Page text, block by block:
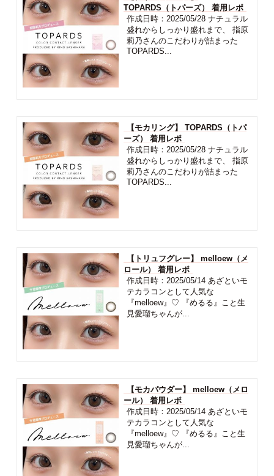
TOPARDS（トパーズ） 着用レポ
作成日時：2025/05/28 ナチュラル
盛れからしっかり盛れまで、 指原
莉乃さんのこだわりが詰まった
TOPARDS...
【モカリング】 TOPARDS（トパ
ーズ） 着用レポ
作成日時：2025/05/28 ナチュラル
盛れからしっかり盛れまで、 指原
莉乃さんのこだわりが詰まった
TOPARDS...
【トリュフグレー】 melloew（メ
ロール） 着用レポ
作成日時：2025/05/14 あざといモ
テカラコンとして人気な
『melloew』♡ 『めるる』こと生
見愛瑠ちゃんが...
【モカパウダー】 melloew（メロ
ール） 着用レポ
作成日時：2025/05/14 あざといモ
テカラコンとして人気な
『melloew』♡ 『めるる』こと生
見愛瑠ちゃんが...